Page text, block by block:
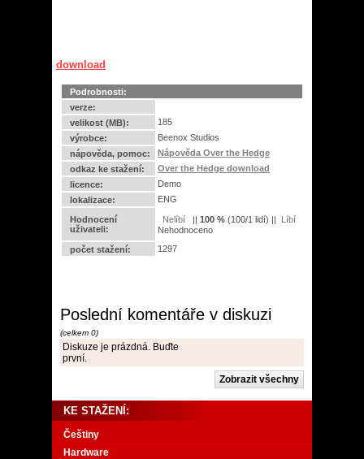
download
Podrobnosti:
verze:
velikost (MB):
185
výrobce:
Beenox Studios
nápověda, pomoc:
Nápověda Over the Hedge
odkaz ke stažení:
Over the Hedge download
licence:
Demo
lokalizace:
ENG
Hodnocení
uživateli:
|| 100 % (100/1 lidí) ||
Nehodnoceno
počet stažení:
1297
Poslední komentáře v diskuzi
(celkem 0)
Diskuze je prázdná. Buďte
první.
KE STAŽENÍ:
Češtiny
Hardware